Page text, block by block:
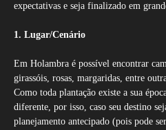
expectativas e seja finalizado em
1. Lugar/Cenário
Em Holambra é possível encontrar
girassóis, rosas, margaridas, entre
Como toda plantação existe a sua
diferente, por isso, caso seu destino
planejamento antecipado (pois pode